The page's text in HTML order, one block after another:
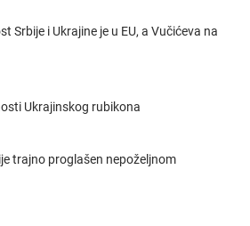
Srbije i Ukrajine je u EU, a Vučićeva na
Ukrajinskog rubikona
trajno proglašen nepoželjnom